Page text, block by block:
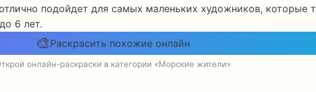
подойдет для самых маленьких художников, которые
6 лет.
🎨 Раскрасить похожие онлайн
онлайн-раскраски в категории «Морские жители»